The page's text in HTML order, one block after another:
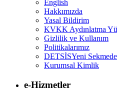
English
Hakkımızda
Yasal Bildirim
KVKK Aydınlatma
Gizlilik ve Kullanım
Politikalarımız
DETSİSYeni
Kurumsal Kimlik
e-Hizmetler